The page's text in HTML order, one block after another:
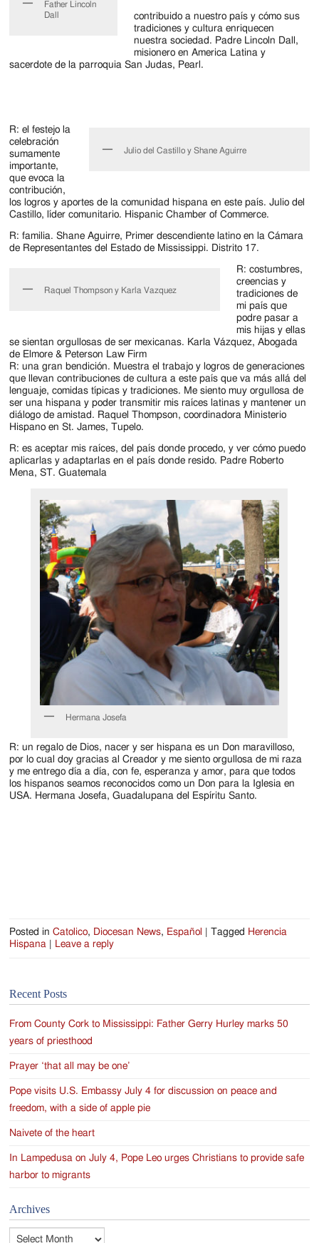
Father Lincoln
Dall
contribuido a nuestro país y cómo sus
tradiciones y cultura enriquecen
nuestra sociedad. Padre Lincoln Dall,
misionero en America Latina y
sacerdote de la parroquia San Judas, Pearl.
Julio del Castillo y Shane Aguirre
R: el festejo la
celebración
sumamente
importante,
que evoca la
contribución,
los logros y aportes de la comunidad hispana en este país. Julio del
Castillo, líder comunitario. Hispanic Chamber of Commerce.
R: familia. Shane Aguirre, Primer descendiente latino en la Cámara
de Representantes del Estado de Mississippi. Distrito 17.
Raquel Thompson y Karla Vazquez
R: costumbres,
creencias y
tradiciones de
mi país que
podre pasar a
mis hijas y ellas
se sientan orgullosas de ser mexicanas. Karla Vázquez, Abogada
de Elmore & Peterson Law Firm
R: una gran bendición. Muestra el trabajo y logros de generaciones
que llevan contribuciones de cultura a este país que va más allá del
lenguaje, comidas típicas y tradiciones. Me siento muy orgullosa de
ser una hispana y poder transmitir mis raíces latinas y mantener un
diálogo de amistad. Raquel Thompson, coordinadora Ministerio
Hispano en St. James, Tupelo.
R: es aceptar mis raíces, del país donde procedo, y ver cómo puedo
aplicarlas y adaptarlas en el país donde resido. Padre Roberto
Mena, ST. Guatemala
Hermana Josefa
R: un regalo de Dios, nacer y ser hispana es un Don maravilloso,
por lo cual doy gracias al Creador y me siento orgullosa de mi raza
y me entrego día a día, con fe, esperanza y amor, para que todos
los hispanos seamos reconocidos como un Don para la Iglesia en
USA. Hermana Josefa, Guadalupana del Espíritu Santo.
Posted in Catolico, Diocesan News, Español Tagged Herencia
Hispana
Leave a reply
Recent Posts
From County Cork to Mississippi: Father Gerry Hurley marks 50
years of priesthood
Prayer ‘that all may be one’
Pope visits U.S. Embassy July 4 for discussion on peace and
freedom, with a side of apple pie
Naivete of the heart
In Lampedusa on July 4, Pope Leo urges Christians to provide safe
harbor to migrants
Archives
Archives